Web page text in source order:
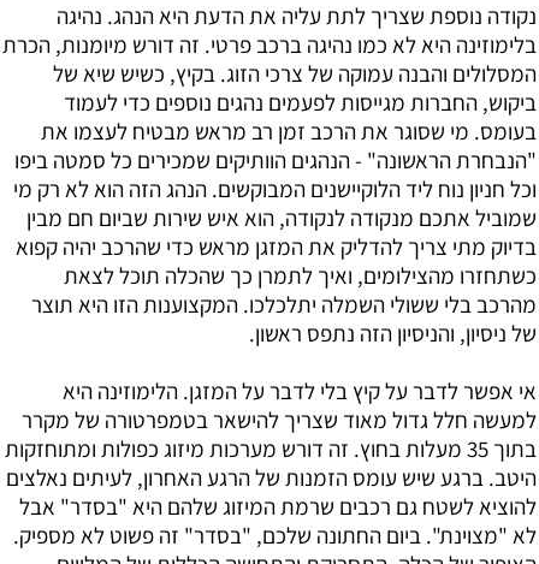
נקודה נוספת שצריך לתת עליה את הדעת היא הנהג. נהיגה
בלימוזינה היא לא כמו נהיגה ברכב פרטי. זה דורש מיומנות, הכרת
המסלולים והבנה עמוקה של צרכי הזוג. בקיץ, כשיש שיא של
ביקוש, החברות מגייסות לפעמים נהגים נוספים כדי לעמוד
בעומס. מי שסוגר את הרכב זמן רב מראש מבטיח לעצמו את
"הנבחרת הראשונה" - הנהגים הוותיקים שמכירים כל סמטה ביפו
וכל חניון נוח ליד הלוקיישנים המבוקשים. הנהג הזה הוא לא רק מי
שמוביל אתכם מנקודה לנקודה, הוא איש שירות שביום חם מבין
בדיוק מתי צריך להדליק את המזגן מראש כדי שהרכב יהיה קפוא
כשתחזרו מהצילומים, ואיך לתמרן כך שהכלה תוכל לצאת
מהרכב בלי ששולי השמלה יתלכלכו. המקצוענות הזו היא תוצר
של ניסיון, והניסיון הזה נתפס ראשון.
אי אפשר לדבר על קיץ בלי לדבר על המזגן. הלימוזינה היא
למעשה חלל גדול מאוד שצריך להישאר בטמפרטורה של מקרר
בתוך 35 מעלות בחוץ. זה דורש מערכות מיזוג כפולות ומתוחזקות
היטב. ברגע שיש עומס הזמנות של הרגע האחרון, לעיתים נאלצים
להוציא לשטח גם רכבים שרמת המיזוג שלהם היא "בסדר" אבל
לא "מצוינת". ביום החתונה שלכם, "בסדר" זה פשוט לא מספיק.